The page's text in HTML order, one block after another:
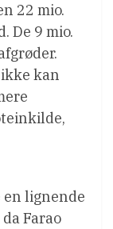
22 mio.
De 9 mio.
kan
lignende
Farao